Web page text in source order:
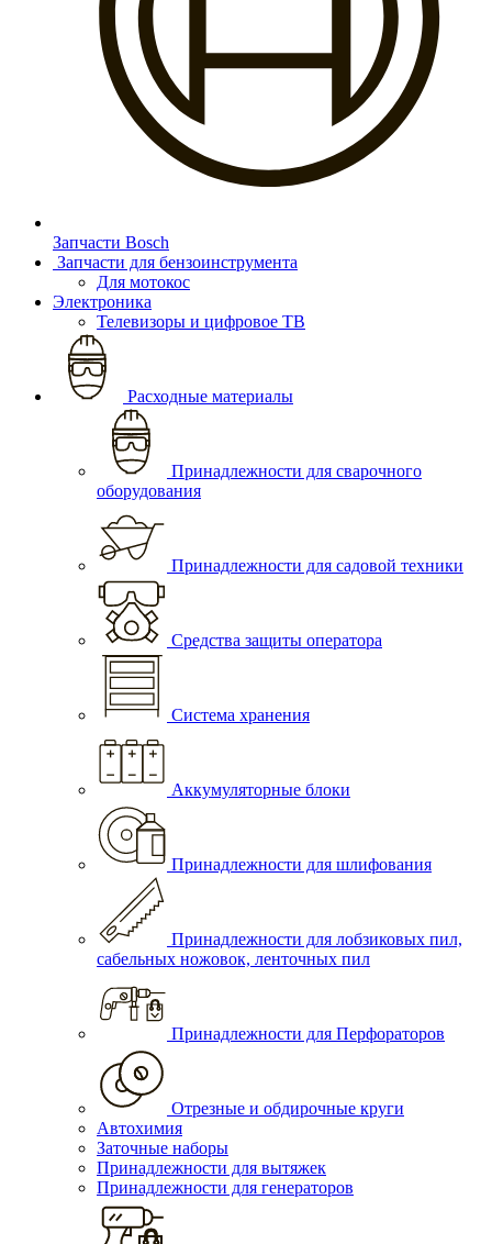
Запчасти Bosch
Запчасти для бензоинструмента
Для мотокос
Электроника
Телевизоры и цифровое ТВ
Расходные материалы
Принадлежности для сварочного
оборудования
Принадлежности для садовой техники
Средства защиты оператора
Система хранения
Аккумуляторные блоки
Принадлежности для шлифования
Принадлежности для лобзиковых пил,
сабельных ножовок, ленточных пил
Принадлежности для Перфораторов
Отрезные и обдирочные круги
Автохимия
Заточные наборы
Принадлежности для вытяжек
Принадлежности для генераторов